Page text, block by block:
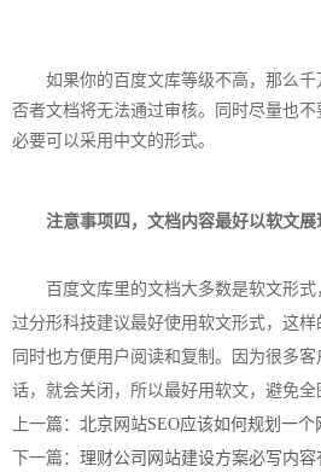
如果你的百度文库等级不高，那么千
否者文档将无法通过审核。同时尽量也
必要可以采用中文的形式。
注意事项四，文档内容最好以软文展
百度文库里的文档大多数是软文形式
过分形科技建议最好使用软文形式，这样
同时也方便用户阅读和复制。因为很多
话，就会关闭，所以最好用软文，避免全
上一篇： 北京网站SEO应该如何规划一个
下一篇： 理财公司网站建设方案必写内容